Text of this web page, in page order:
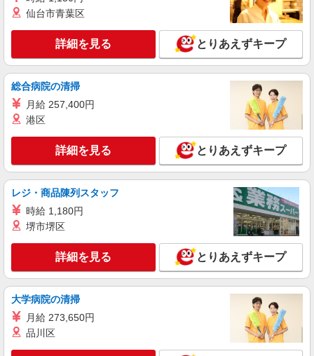
残業代支給 ★交通費別途支給（規定あり） ゜
+゜・。○。・゜+゜・。○。・゜+゜ 入社祝い金10
万円支給(規定有) お友達を紹介頂くと, インセンテ
ィブ支給(規定有) ★月2回払い・週払い可能（規程
有）★ ゜・。○。・゜+゜・。○。・゜+゜
キープ 詳細を見る
派遣社員
株式会社シエロ
時給1250円〜 ※残業代支給 ★交通費別途支給
（規定あり） ゜+゜・。○。・゜+゜・。○。・゜
+゜ 入社祝い金10万円支給(規定有) お友達を紹介
頂くと, インセンティブ支給(規定有) ★月2回払
い・週払い可能（規程有）★ ゜・。○。・゜
+゜・。○。・゜+゜
熊本県人吉市のdocomoショップ
キープ 詳細を見る
派遣社員
人気機種に詳しくなれる携帯販売【楽天モバイ
ル】
時給1400円〜 ※残業代支給 ★交通費別途支給
+゜ 入社祝い金10万円支給(規定有) お友達を紹介
頂くと, インセンティブ支給(規定有) ★月2回払
い・週払い可能（規程有）★ ゜・。○。・゜
+゜・。○。・゜+゜
熊本県人吉市の楽天モバイルショップ
キープ 詳細を見る
仙台市青葉区
詳細を見る とりあえずキープ
総合病院の清掃
月給 257,400円
港区
詳細を見る とりあえずキープ
レジ・商品陳列スタッフ
時給 1,180円
堺市堺区
詳細を見る とりあえずキープ
大学病院の清掃
月給 273,650円
品川区